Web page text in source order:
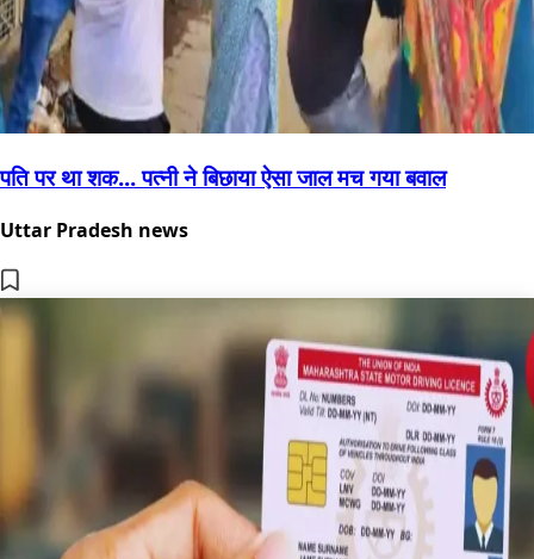
पति पर था शक... पत्नी ने बिछाया ऐसा जाल मच गया बवाल
Uttar Pradesh news